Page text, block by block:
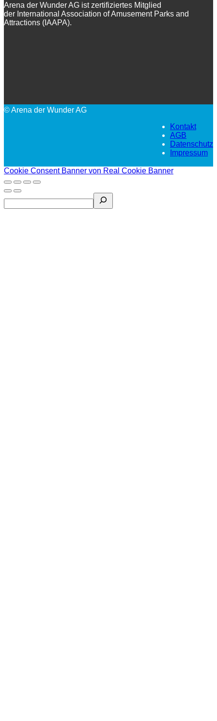
Arena der Wunder AG ist zertifiziertes Mitglied
der International Association of Amusement Parks and
Attractions (IAAPA).
© Arena der Wunder AG
Kontakt
AGB
Datenschutz
Impressum
Cookie Consent Banner von Real Cookie Banner